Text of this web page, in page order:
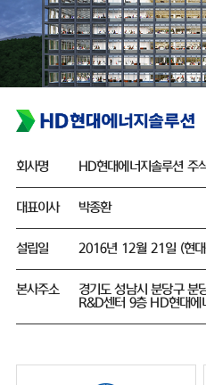
회사명 HD현대에너지솔루션 주
대표이사 박종환
설립일 2016년 12월 21일 (현대
본사주소
경기도 성남시 분당구 분
R&D센터 9층 HD현대에